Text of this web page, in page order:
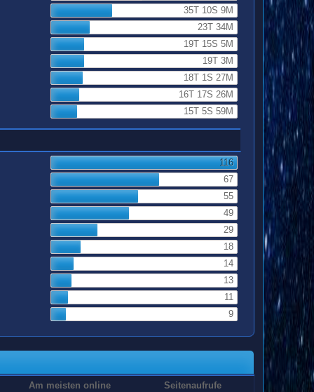
35T 10S 9M
23T 34M
19T 15S 5M
19T 3M
18T 1S 27M
16T 17S 26M
15T 5S 59M
116
67
55
49
29
18
14
13
11
9
Am meisten online
Seitenaufrufe